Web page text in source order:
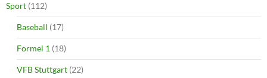
Sport (112)
Baseball (17)
Formel 1 (18)
VFB Stuttgart (22)